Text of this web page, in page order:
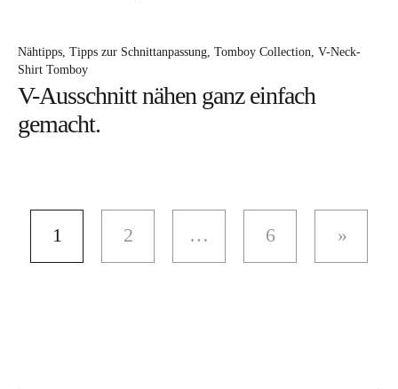
Nähtipps Tipps zur Schnittanpassung Tomboy Collection V-Neck-
Shirt Tomboy
V-Ausschnitt nähen ganz einfach
gemacht.
1 2 … 6